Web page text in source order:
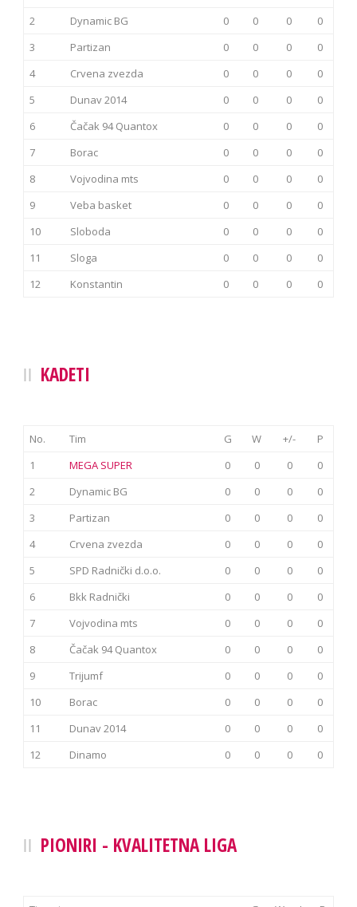
2
Dynamic BG 0 0 0
0
3
Partizan 0 0 0
0
4
Crvena zvezda 0 0 0
0
5
Dunav 2014 0 0 0
0
6
Čačak 94 Quantox 0 0 0
0
7
Borac 0 0 0
0
8
Vojvodina mts 0 0 0
0
9
Veba basket 0 0 0
0
10
Sloboda 0 0 0
0
11
Sloga 0 0 0
0
12
Konstantin 0 0 0 0
KADETI
No. Tim G W +/-
P
1
MEGA SUPER 0 0 0
0
2
Dynamic BG 0 0 0
0
3
Partizan 0 0 0
0
4
Crvena zvezda 0 0 0
0
5
SPD Radnički d.o.o. 0 0 0
0
6
Bkk Radnički 0 0 0
0
7
Vojvodina mts 0 0 0
0
8
Čačak 94 Quantox 0 0 0
0
9
Trijumf 0 0 0
0
10
Borac 0 0 0
0
11
Dunav 2014 0 0 0
0
12
Dinamo 0 0 0 0
PIONIRI - KVALITETNA LIGA